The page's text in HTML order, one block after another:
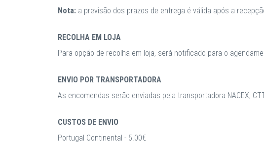
Nota: a previsão dos prazos de entrega é válida após a
RECOLHA EM LOJA
Para opção de recolha em loja, será notificado para o
ENVIO POR TRANSPORTADORA
As encomendas serão enviadas pela transportadora NACEX,
CUSTOS DE ENVIO
Portugal Continental - 5.00€